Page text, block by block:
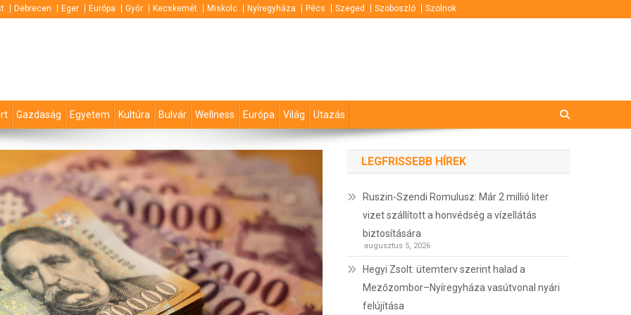
Debrecen Eger Európa Győr Kecskemét Miskolc Nyíregyháza Pécs Szeged Szoboszló Szolnok
Gazdaság Egyetem Kultúra Bulvár Wellness Európa Világ Utazás
LEGFRISSEBB HÍREK
Ruszin-Szendi Romulusz: Már 2 millió liter
vizet szállított a honvédség a vízellátás
biztosítására
augusztus 5, 2026
Hegyi Zsolt: ütemterv szerint halad a
Mezőzombor–Nyíregyháza vasútvonal nyári
felújítása